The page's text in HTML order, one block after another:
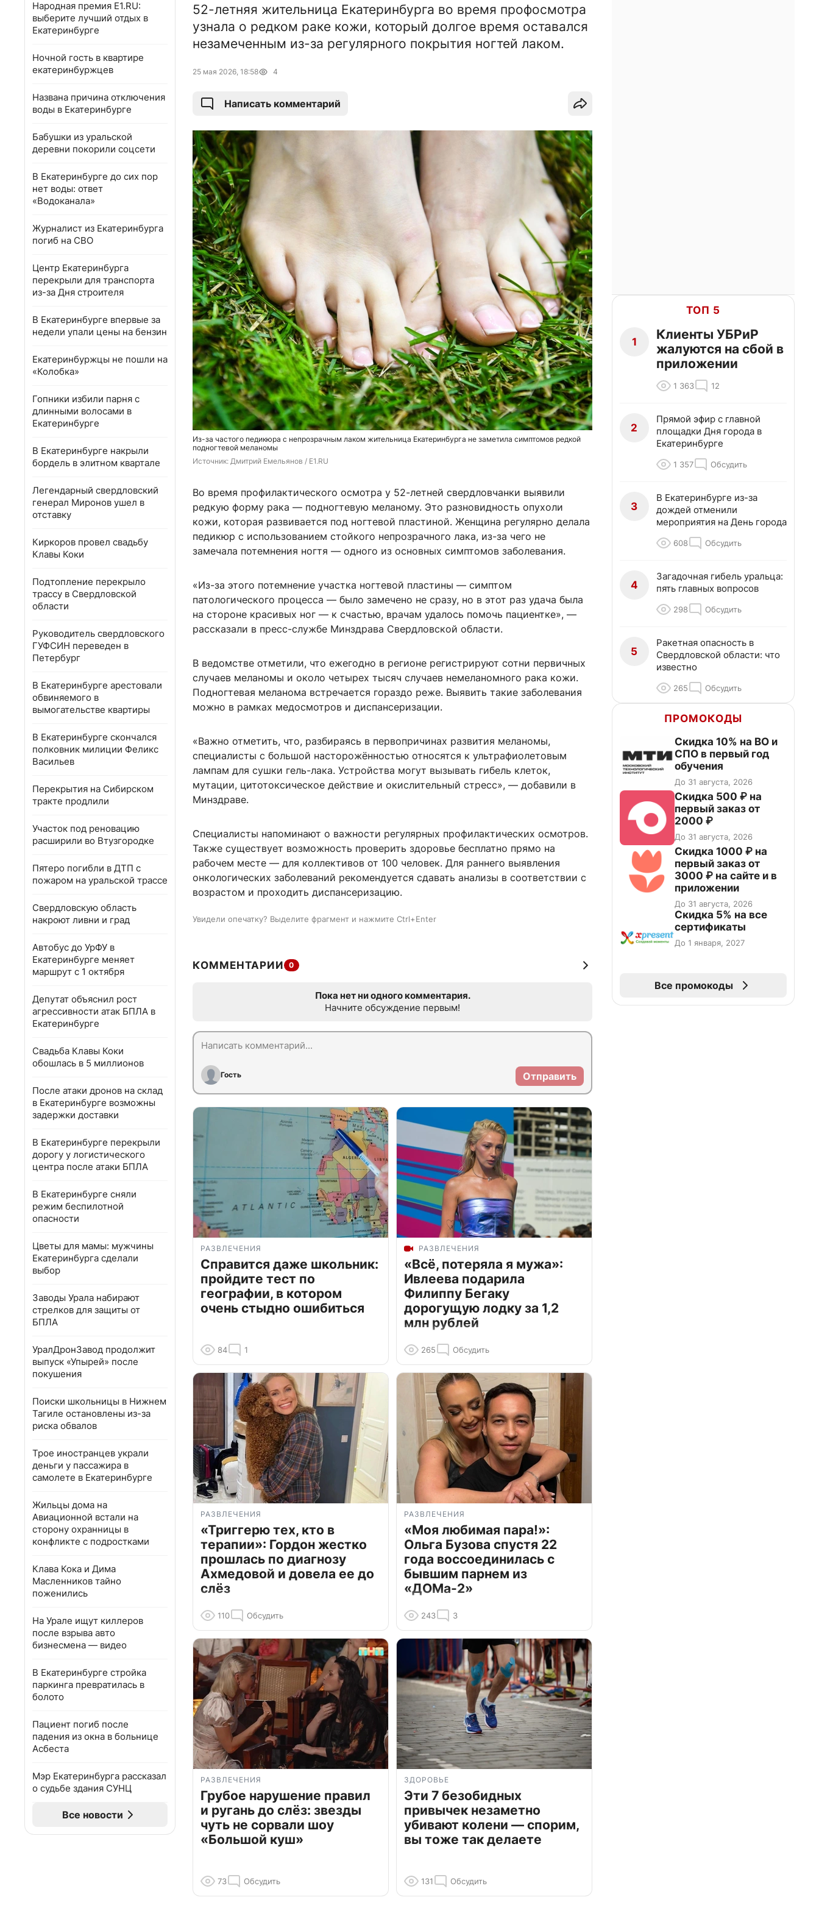
Народная премия E1.RU:
выберите лучший отдых в
Екатеринбурге
Ночной гость в квартире
екатеринбуржцев
Названа причина отключения
воды в Екатеринбурге
Бабушки из уральской
деревни покорили соцсети
В Екатеринбурге до сих пор
нет воды: ответ
«Водоканала»
Журналист из Екатеринбурга
погиб на СВО
Центр Екатеринбурга
перекрыли для транспорта
из-за Дня строителя
В Екатеринбурге впервые за
недели упали цены на бензин
Екатеринбуржцы не пошли на
«Колобка»
Гопники избили парня с
длинными волосами в
Екатеринбурге
В Екатеринбурге накрыли
бордель в элитном квартале
Легендарный свердловский
генерал Миронов ушел в
отставку
Киркоров провел свадьбу
Клавы Коки
Подтопление перекрыло
трассу в Свердловской
области
Руководитель свердловского
ГУФСИН переведен в
Петербург
В Екатеринбурге арестовали
обвиняемого в
вымогательстве квартиры
В Екатеринбурге скончался
полковник милиции Феликс
Васильев
Перекрытия на Сибирском
тракте продлили
Участок под реновацию
расширили во Втузгородке
Пятеро погибли в ДТП с
пожаром на уральской трассе
Свердловскую область
накроют ливни и град
Автобус до УрФУ в
Екатеринбурге меняет
маршрут с 1 октября
Депутат объяснил рост
агрессивности атак БПЛА в
Екатеринбурге
Свадьба Клавы Коки
обошлась в 5 миллионов
После атаки дронов на склад
в Екатеринбурге возможны
задержки доставки
В Екатеринбурге перекрыли
дорогу у логистического
центра после атаки БПЛА
В Екатеринбурге сняли
режим беспилотной
опасности
Цветы для мамы: мужчины
Екатеринбурга сделали
выбор
Заводы Урала набирают
стрелков для защиты от
БПЛА
УралДронЗавод продолжит
выпуск «Упырей» после
покушения
Поиски школьницы в Нижнем
Тагиле остановлены из-за
риска обвалов
Трое иностранцев украли
деньги у пассажира в
самолете в Екатеринбурге
Жильцы дома на
Авиационной встали на
сторону охранницы в
конфликте с подростками
Клава Кока и Дима
Масленников тайно
поженились
На Урале ищут киллеров
после взрыва авто
бизнесмена — видео
В Екатеринбурге стройка
паркинга превратилась в
болото
Пациент погиб после
падения из окна в больнице
Асбеста
Мэр Екатеринбурга рассказал
о судьбе здания СУНЦ
Все новости
52-летняя жительница Екатеринбурга во время профосмотра
узнала о редком раке кожи, который долгое время оставался
незамеченным из-за регулярного покрытия ногтей лаком.
25 мая 2026, 18:58 4
Написать комментарий
Из-за частого педикюра с непрозрачным лаком жительница Екатеринбурга не заметила симптомов редкой
подногтевой меланомы
Источник: Дмитрий Емельянов / E1.RU
Во время профилактического осмотра у 52-летней свердловчанки выявили
редкую форму рака — подногтевую меланому. Это разновидность опухоли
кожи, которая развивается под ногтевой пластиной. Женщина регулярно делала
педикюр с использованием стойкого непрозрачного лака, из-за чего не
замечала потемнения ногтя — одного из основных симптомов заболевания.
«Из-за этого потемнение участка ногтевой пластины — симптом
патологического процесса — было замечено не сразу, но в этот раз удача была
на стороне красивых ног — к счастью, врачам удалось помочь пациентке», —
рассказали в пресс-службе Минздрава Свердловской области.
В ведомстве отметили, что ежегодно в регионе регистрируют сотни первичных
случаев меланомы и около четырех тысяч случаев немеланомного рака кожи.
Подногтевая меланома встречается гораздо реже. Выявить такие заболевания
можно в рамках медосмотров и диспансеризации.
«Важно отметить, что, разбираясь в первопричинах развития меланомы,
специалисты с большой насторожённостью относятся к ультрафиолетовым
лампам для сушки гель-лака. Устройства могут вызывать гибель клеток,
мутации, цитотоксическое действие и окислительный стресс», — добавили в
Минздраве.
Специалисты напоминают о важности регулярных профилактических осмотров.
Также существует возможность проверить здоровье бесплатно прямо на
рабочем месте — для коллективов от 100 человек. Для раннего выявления
онкологических заболеваний рекомендуется сдавать анализы в соответствии с
возрастом и проходить диспансеризацию.
Увидели опечатку? Выделите фрагмент и нажмите Ctrl+Enter
КОММЕНТАРИИ 0
Пока нет ни одного комментария.
Начните обсуждение первым!
Гость Отправить
РАЗВЛЕЧЕНИЯ
Справится даже школьник:
пройдите тест по
географии, в котором
очень стыдно ошибиться
84 1
РАЗВЛЕЧЕНИЯ
«Всё, потеряла я мужа»:
Ивлеева подарила
Филиппу Бегаку
дорогущую лодку за 1,2
млн рублей
265 Обсудить
РАЗВЛЕЧЕНИЯ
«Триггерю тех, кто в
терапии»: Гордон жестко
прошлась по диагнозу
Ахмедовой и довела ее до
слёз
110 Обсудить
РАЗВЛЕЧЕНИЯ
«Моя любимая пара!»:
Ольга Бузова спустя 22
года воссоединилась с
бывшим парнем из
«ДОМа-2»
243 3
РАЗВЛЕЧЕНИЯ
Грубое нарушение правил
и ругань до слёз: звезды
чуть не сорвали шоу
«Большой куш»
73 Обсудить
ЗДОРОВЬЕ
Эти 7 безобидных
привычек незаметно
убивают колени — спорим,
вы тоже так делаете
131 Обсудить
ТОП 5
1
Клиенты УБРиР
жалуются на сбой в
приложении
1 363 12
2
Прямой эфир с главной
площадки Дня города в
Екатеринбурге
1 357 Обсудить
3
В Екатеринбурге из-за
дождей отменили
мероприятия на День города
608 Обсудить
4
Загадочная гибель уральца:
пять главных вопросов
298 Обсудить
5
Ракетная опасность в
Свердловской области: что
известно
265 Обсудить
ПРОМОКОДЫ
Скидка 10% на ВО и
СПО в первый год
обучения
До 31 августа, 2026
Скидка 500 ₽ на
первый заказ от
2000 ₽
До 31 августа, 2026
Скидка 1000 ₽ на
первый заказ от
3000 ₽ на сайте и в
приложении
До 31 августа, 2026
Скидка 5% на все
сертификаты
До 1 января, 2027
Все промокоды